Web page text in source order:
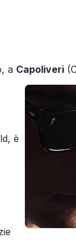
a Capoliveri
è